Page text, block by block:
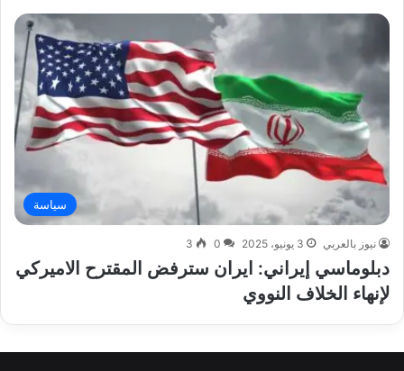
سياسة
نيوز بالعربي 3 يونيو، 2025 0
3
دبلوماسي إيراني: ايران سترفض المقترح الاميركي
لإنهاء الخلاف النووي